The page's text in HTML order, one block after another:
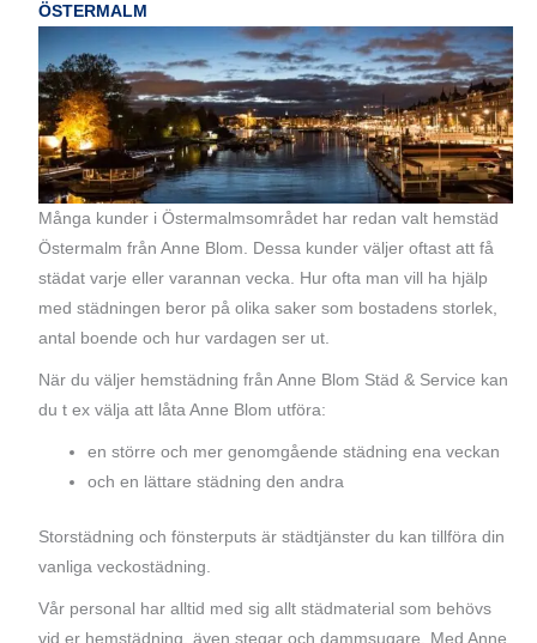
ÖSTERMALM
Många kunder i Östermalmsområdet har redan valt hemstäd
Östermalm från Anne Blom. Dessa kunder väljer oftast att få
städat varje eller varannan vecka. Hur ofta man vill ha hjälp
med städningen beror på olika saker som bostadens storlek,
antal boende och hur vardagen ser ut.
När du väljer hemstädning från Anne Blom Städ & Service kan
du t ex välja att låta Anne Blom utföra:
en större och mer genomgående städning ena veckan
och en lättare städning den andra
Storstädning och fönsterputs är städtjänster du kan tillföra din
vanliga veckostädning.
Vår personal har alltid med sig allt städmaterial som behövs
vid er hemstädning, även stegar och dammsugare. Med Anne